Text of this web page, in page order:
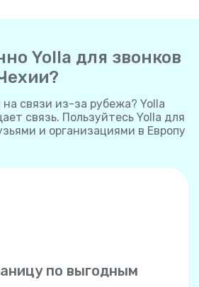
Yolla для звонков
связи из-за рубежа? Yolla
связь. Пользуйтесь Yolla для
и организациями в Европу
по выгодным